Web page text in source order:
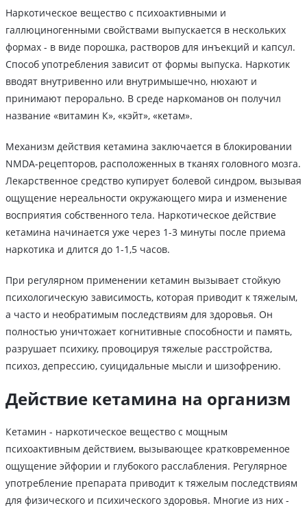
Наркотическое вещество с психоактивными и
галлюциногенными свойствами выпускается в нескольких
формах - в виде порошка, растворов для инъекций и капсул.
Способ употребления зависит от формы выпуска. Наркотик
вводят внутривенно или внутримышечно, нюхают и
принимают перорально. В среде наркоманов он получил
название «витамин К», «кэйт», «кетам».
Механизм действия кетамина заключается в блокировании
NMDA-рецепторов, расположенных в тканях головного мозга.
Лекарственное средство купирует болевой синдром, вызывая
ощущение нереальности окружающего мира и изменение
восприятия собственного тела. Наркотическое действие
кетамина начинается уже через 1-3 минуты после приема
наркотика и длится до 1-1,5 часов.
При регулярном применении кетамин вызывает стойкую
психологическую зависимость, которая приводит к тяжелым,
а часто и необратимым последствиям для здоровья. Он
полностью уничтожает когнитивные способности и память,
разрушает психику, провоцируя тяжелые расстройства,
психоз, депрессию, суицидальные мысли и шизофрению.
Действие кетамина на организм
Кетамин - наркотическое вещество с мощным
психоактивным действием, вызывающее кратковременное
ощущение эйфории и глубокого расслабления. Регулярное
употребление препарата приводит к тяжелым последствиям
для физического и психического здоровья. Многие из них -